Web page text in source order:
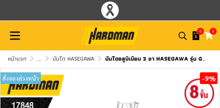
0 0
หน้าแรก ... บันได HASEGAWA บันไดอลูมิเนียม 3 ขา HASEGAWA รุ่น GSC-240a
สั่งจองล่วงหน้า -9%